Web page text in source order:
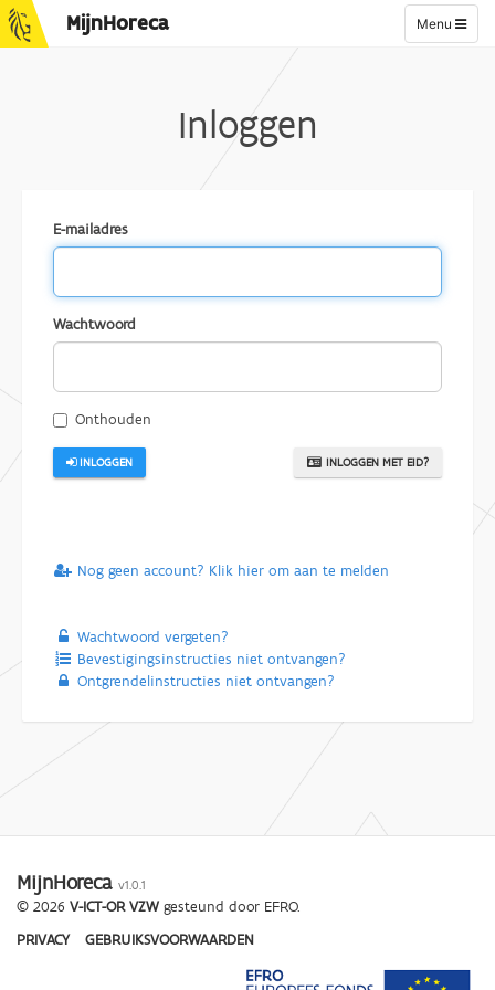
Toggle
navigation
Menu
MijnHoreca
Inloggen
E-mailadres
Wachtwoord
Onthouden
INLOGGEN MET EID?
INLOGGEN
Nog geen account? Klik hier om aan te melden
Wachtwoord vergeten?
Bevestigingsinstructies niet ontvangen?
Ontgrendelinstructies niet ontvangen?
MijnHoreca v1.0.1
© 2026 V-ICT-OR VZW gesteund door EFRO.
PRIVACY
GEBRUIKSVOORWAARDEN